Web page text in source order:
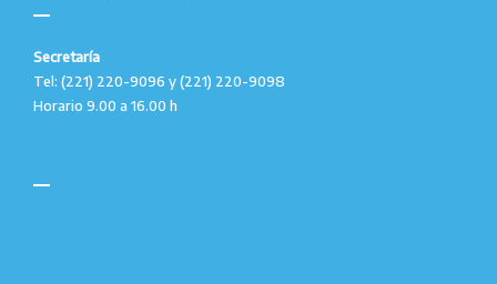
Secretaría
Tel: (221) 220-9096 y (221) 220-9098
Horario 9.00 a 16.00 h